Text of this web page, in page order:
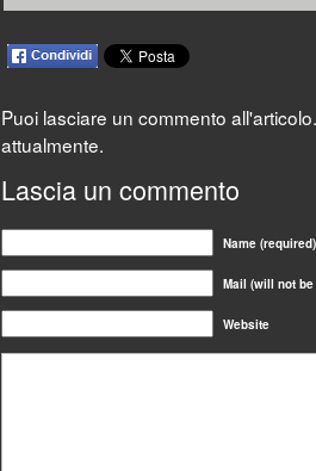
Puoi lasciare un commento
attualmente.
Lascia un commento
Name (required)
Mail (will not
Website